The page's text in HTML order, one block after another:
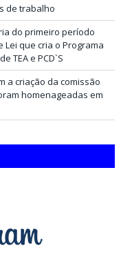
de trabalho
do primeiro período
Lei que cria o Programa
TEA e PCD`S
a criação da comissão
homenageadas em